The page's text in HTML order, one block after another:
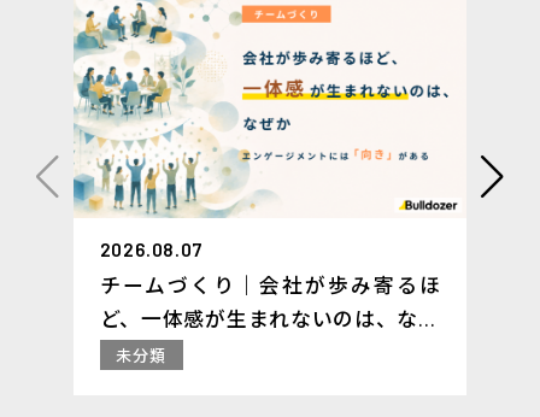
2026.08.07
チームづくり｜会社が歩み寄るほ
ど、一体感が生まれないのは、なぜ
か ─ エンゲージメントには「向
未分類